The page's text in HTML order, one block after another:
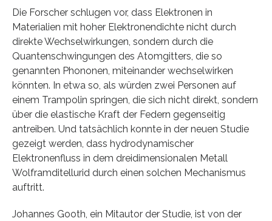
Die Forscher schlugen vor, dass Elektronen in
Materialien mit hoher Elektronendichte nicht durch
direkte Wechselwirkungen, sondern durch die
Quantenschwingungen des Atomgitters, die so
genannten Phononen, miteinander wechselwirken
könnten. In etwa so, als würden zwei Personen auf
einem Trampolin springen, die sich nicht direkt, sondern
über die elastische Kraft der Federn gegenseitig
antreiben. Und tatsächlich konnte in der neuen Studie
gezeigt werden, dass hydrodynamischer
Elektronenfluss in dem dreidimensionalen Metall
Wolframditellurid durch einen solchen Mechanismus
auftritt.
Johannes Gooth, ein Mitautor der Studie, ist von der